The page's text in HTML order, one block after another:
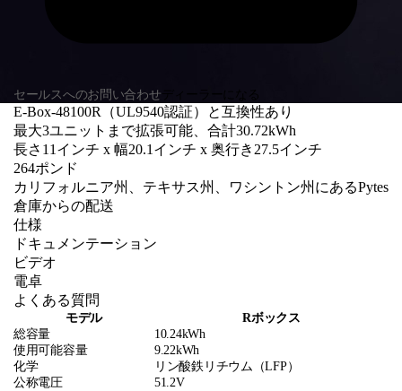
セールスへのお問い合わせ
E-Box-48100R（UL9540認証）と互換性あり
最大3ユニットまで拡張可能、合計30.72kWh
長さ11インチ x 幅20.1インチ x 奥行き27.5インチ
264ポンド
カリフォルニア州、テキサス州、ワシントン州にあるPytes
倉庫からの配送
仕様
ドキュメンテーション
ビデオ
電卓
よくある質問
モデル
Rボックス
総容量
10.24kWh
使用可能容量
9.22kWh
化学
リン酸鉄リチウム（LFP）
公称電圧
51.2V